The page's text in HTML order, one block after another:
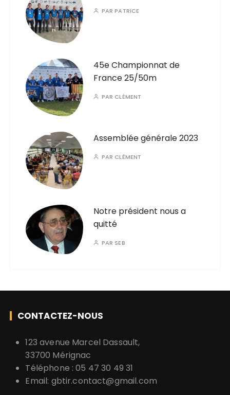
PARPATRICE
45e Championnat de
France 25/50m
PAR CLÉMENT
Assemblée générale 2023
PAR CLÉMENT
Notre président nous a
quitté
PAR SEB
CONTACTEZ-NOUS
123 avenue Marcel Dassault,
33700 Mérignac
Téléphone : 05 47 30 49 31
Email: gbtir.contact@gmail.com